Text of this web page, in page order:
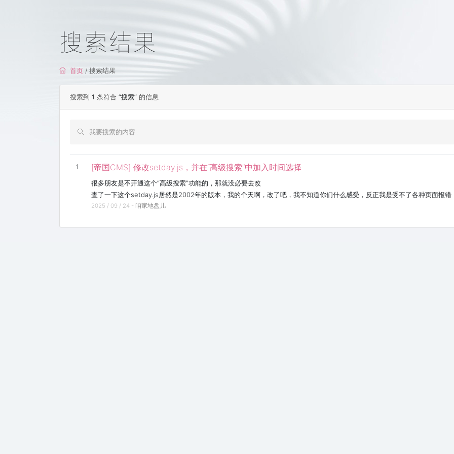
搜索结果
首页 / 搜索结果
搜索到 1 条符合 “搜索” 的信息
1 [帝国CMS] 修改setday.js，并在“高级搜索”中加入时间选择
很多朋友是不开通这个“高级搜索”功能的，那就没必要去改
查了一下这个setday.js居然是2002年的版本，我的个天啊，改了吧，我不知道你们什么感受，反正我是受不了各种页面报错
2025 / 09 / 24 - 咱家地盘儿